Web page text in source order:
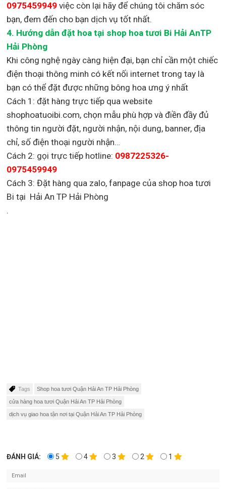
0975459949việc còn lại hãy để chúng tôi chăm sóc
bạn, đem đến cho bạn dịch vụ tốt nhất.
4. Hướng dẫn đặt hoa tại shop hoa tươi Bi Hải AnTP
Hải Phòng
Khi công nghệ ngày càng hiện đại, bạn chỉ cần một chiếc
điện thoại thông minh có kết nối internet trong tay là
bạn có thể đặt được những bông hoa ưng ý nhất
Cách 1: đặt hàng trực tiếp qua website
shophoatuoibi.com, chọn mẫu phù hợp và điền đầy đủ
thông tin người đặt, người nhận, nội dung, banner, địa
chỉ, số điện thoại người nhận…
Cách 2: gọi trực tiếp hotline: 0987225326-
0975459949
Cách 3: Đặt hàng qua zalo, fanpage của shop hoa tươi
Bi tại Hải An TP Hải Phòng
.
Tags Shop hoa tươi Quận Hải An TP Hải Phòng
cửa hàng hoa tươi Quận Hải An TP Hải Phòng
dịch vụ giao hoa tận nơi tại Quận Hải An TP Hải Phòng
ĐÁNH GIÁ: 5 4 3 2 1